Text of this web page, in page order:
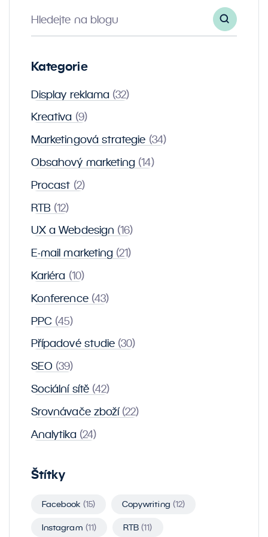
Hledejte na blogu
Kategorie
Display reklama (32)
Kreativa (9)
Marketingová strategie (34)
Obsahový marketing (14)
Procast (2)
RTB (12)
UX a Webdesign (16)
E-mail marketing (21)
Kariéra (10)
Konference (43)
PPC (45)
Případové studie (30)
SEO (39)
Sociální sítě (42)
Srovnávače zboží(22)
Analytika (24)
Štítky
Facebook (15) Copywriting (12)
Instagram (11) RTB(11)